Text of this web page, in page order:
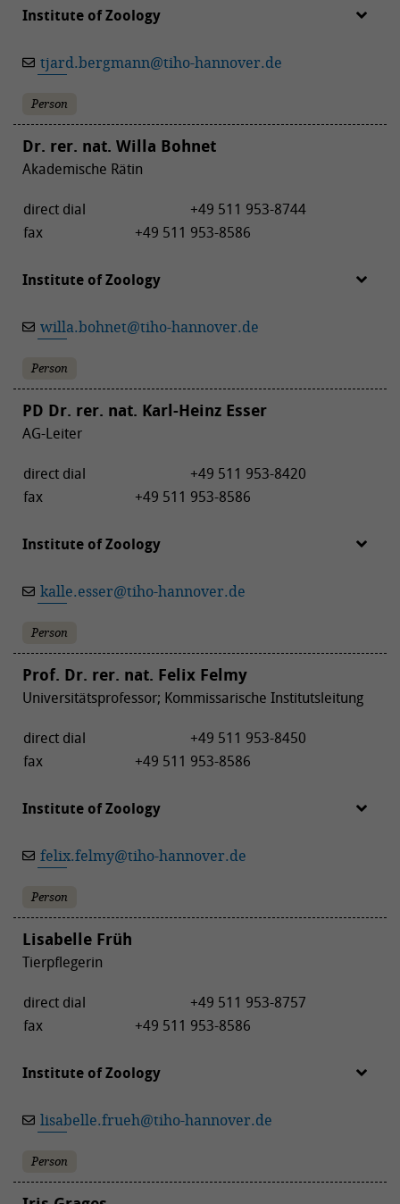
Institute of Zoology
tjard.bergmann@tiho-hannover.de
Person
Dr. rer. nat. Willa Bohnet
Akademische Rätin
direct dial
+49 511 953-8744
fax
+49 511 953-8586
Institute of Zoology
willa.bohnet@tiho-hannover.de
Person
PD Dr. rer. nat. Karl-Heinz Esser
AG-Leiter
direct dial
+49 511 953-8420
fax
+49 511 953-8586
Institute of Zoology
kalle.esser@tiho-hannover.de
Person
Prof. Dr. rer. nat. Felix Felmy
Universitätsprofessor; Kommissarische Institutsleitung
direct dial
+49 511 953-8450
fax
+49 511 953-8586
Institute of Zoology
felix.felmy@tiho-hannover.de
Person
Lisabelle Früh
Tierpflegerin
direct dial
+49 511 953-8757
fax
+49 511 953-8586
Institute of Zoology
lisabelle.frueh@tiho-hannover.de
Person